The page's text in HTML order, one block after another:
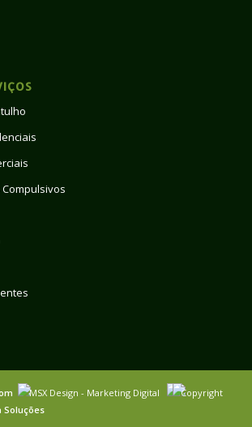
MSX Design - Marketing Digital
Copyright
Soluções